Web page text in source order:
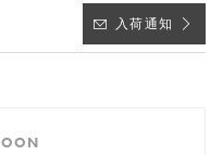
入荷通知